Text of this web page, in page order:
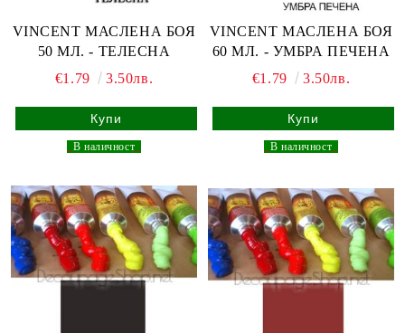
VINCENT МАСЛЕНА БОЯ
50 МЛ. - ТЕЛЕСНА
€1.79
3.50лв.
В наличност
VINCENT МАСЛЕНА БОЯ
60 МЛ. - УМБРА ПЕЧЕНА
€1.79
3.50лв.
В наличност